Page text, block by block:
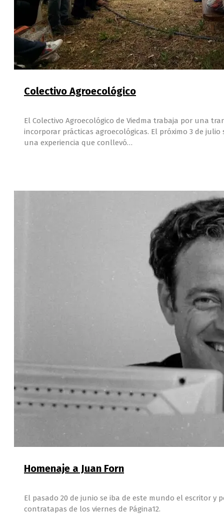
Colectivo Agroecológico
El Colectivo Agroecológico de Viedma trabaja por una
incorporar prácticas agroecológicas. El próximo 3 de
una experiencia que conllevó…
Homenaje a Juan Forn
El pasado 20 de junio se iba de este mundo el escritor
contratapas de los viernes de Página12.